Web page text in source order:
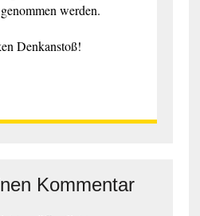
werden.
Denkanstoß!
Kommentar